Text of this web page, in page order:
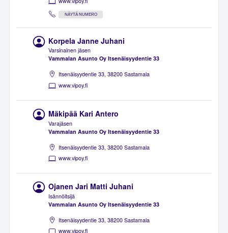
NÄYTÄ NUMERO
Korpela Janne Juhani
Varsinainen jäsen
Vammalan Asunto Oy Itsenäisyydentie 33
Itsenäisyydentie 33, 38200 Sastamala
www.vipoy.fi
Mäkipää Kari Antero
Varajäsen
Vammalan Asunto Oy Itsenäisyydentie 33
Itsenäisyydentie 33, 38200 Sastamala
www.vipoy.fi
Ojanen Jari Matti Juhani
Isännöitsijä
Vammalan Asunto Oy Itsenäisyydentie 33
Itsenäisyydentie 33, 38200 Sastamala
www.vipoy.fi